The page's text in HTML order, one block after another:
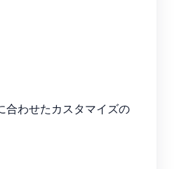
合わせたカスタマイズの